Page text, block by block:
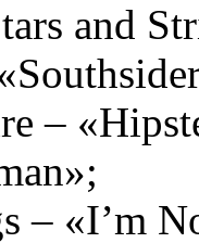
and
–
– «I’m